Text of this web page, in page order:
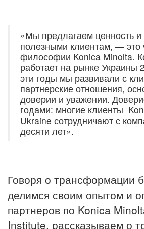
«Мы предлагаем ценность и
полезными клиентам, — это
философии Konica Minolta.
работает на рынке Украины
эти годы мы развивали с
партнерские отношения,
доверии и уважении.
годами: многие клиенты
Ukraine сотрудничают с
десяти лет».
Говоря о трансформации
делимся своим опытом и
партнеров по Konica
Institute, рассказываем о